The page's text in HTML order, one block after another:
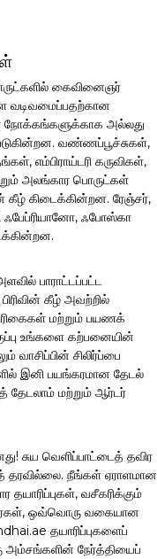
கைவினைஞர்
வடிவமைப்பதற்கான
அல்லது
வண்ணப்பூச்சுகள்,
எம்பிராய்டரி கருவிகள்,
அலங்கார பொருட்கள்
கீழ் கிடைக்கின்றன. ரேஞ்சர்,
ஃபேப்ரியானோ, ஃபோஸ்கா
பாராட்டப்பட்ட
கீழ் அவற்றில்
மற்றும் பயணக்
உங்களை கற்பனையின்
வாசிப்பின் சிலிர்ப்பை
இனி பயங்கரமான தேடல்
தேடலாம் மற்றும் ஆர்டர்
சுய வெளிப்பாட்டைத் தவிர
தரவில்லை. நீங்கள் ஏராளமான
தயாரிப்புகள், வசீகரிக்கும்
ஒவ்வொரு வகையான
தயாரிப்புகளைப்
அம்சங்களின் நேர்த்தியைப்